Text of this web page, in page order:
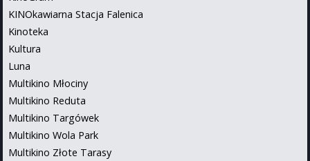
KINOkawiarna Stacja Falenica
Kinoteka
Kultura
Luna
Multikino Młociny
Multikino Reduta
Multikino Targówek
Multikino Wola Park
Multikino Złote Tarasy